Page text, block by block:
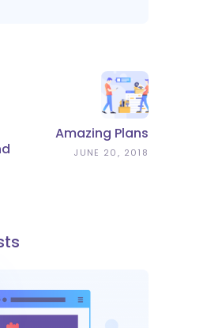
Amazing Plans
JUNE 20, 2018